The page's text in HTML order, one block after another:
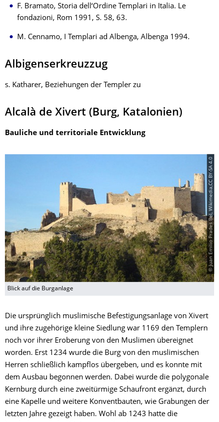
F. Bramato, Storia dell‘Ordine Templari in Italia. Le
fondazioni, Rom 1991 , S. 58, 63.
M. Cennamo, I Templari ad Albenga, Albenga 1994.
Albigenserkreuzzug
s. Katharer, Beziehungen der Templer zu
Alcalà de Xivert (Burg, Katalonien)
Bauliche und territoriale Entwicklung
© Juan Emilio Prades Bel, Wikimedia,CC BY-SA 4.0
Blick auf die Burganlage
Die ursprünglich muslimische Befestigungsanlage von Xivert
und ihre zugehörige kleine Siedlung war 1169 den Templern
noch vor ihrer Eroberung von den Muslimen übereignet
worden. Erst 1234 wurde die Burg von den muslimischen
Herren schließlich kampflos übergeben, und es konnte mit
dem Ausbau begonnen werden. Dabei wurde die polygonale
Kernburg durch eine zweitürmige Schaufront ergänzt, durch
eine Kapelle und weitere Konventbauten, wie Grabungen der
letzten Jahre gezeigt haben. Wohl ab 1243 hatte die